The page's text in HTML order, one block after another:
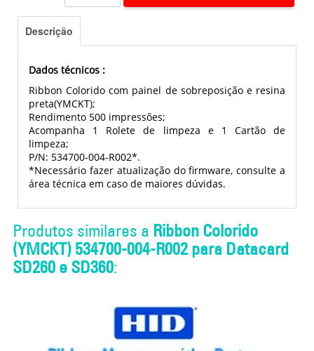
Descrição
Dados técnicos :
Ribbon Colorido com painel de sobreposição e resina
preta(YMCKT);
Rendimento 500 impressões;
Acompanha 1 Rolete de limpeza e 1 Cartão de
limpeza;
P/N: 534700-004-R002*.
*Necessário fazer atualização do firmware, consulte a
área técnica em caso de maiores dúvidas.
Produtos similares a Ribbon Colorido
(YMCKT) 534700-004-R002 para Datacard
SD260 e SD360: